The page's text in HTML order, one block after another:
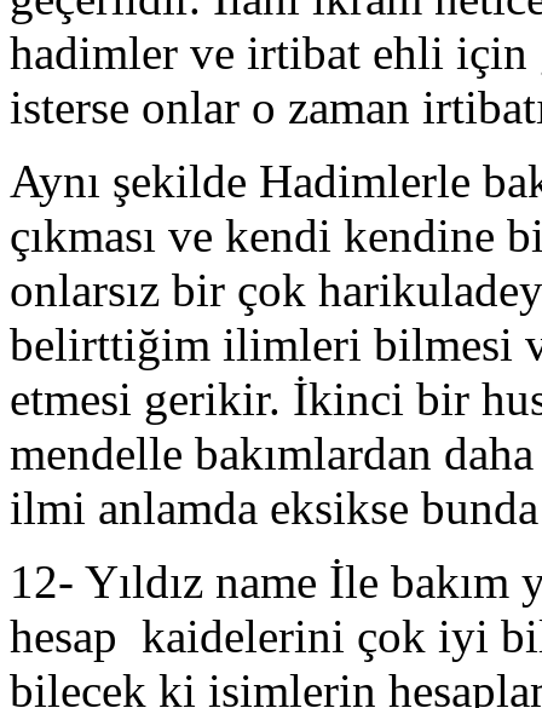
hadimler ve irtibat ehli için
isterse onlar o zaman
Aynı şekilde Hadimlerle
çıkması ve kendi kendine
onlarsız bir çok
belirttiğim ilimleri bilmesi
etmesi gerikir. İkinci bir
mendelle bakımlardan
ilmi anlamda eksikse bunda
12- Yıldız name İle
hesap kaidelerini çok iyi
bilecek ki isimlerin